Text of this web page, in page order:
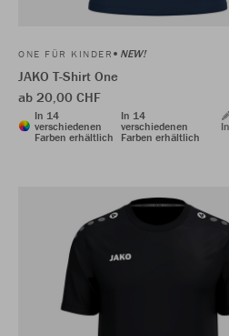
ONE FÜR KINDER NEW!
JAKO T-Shirt One
ab 20,00 CHF
In 14
verschiedenen
Farben erhältlich
In 14
verschiedenen
Farben erhältlich